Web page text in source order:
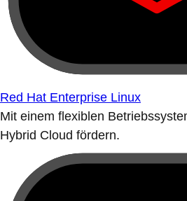
Red Hat Enterprise Linux
Mit einem flexiblen
Hybrid Cloud fördern.